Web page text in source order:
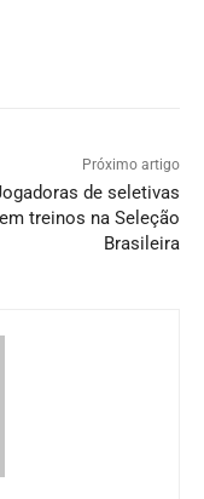
Próximo artigo
de seletivas
treinos na Seleção
Brasileira